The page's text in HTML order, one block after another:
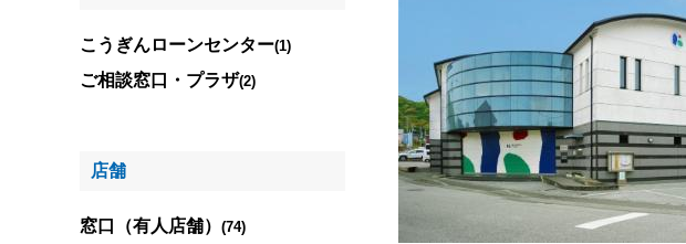
こうぎんローンセンター(1)
ご相談窓口・プラザ(2)
店舗
窓口（有人店舗） (74)